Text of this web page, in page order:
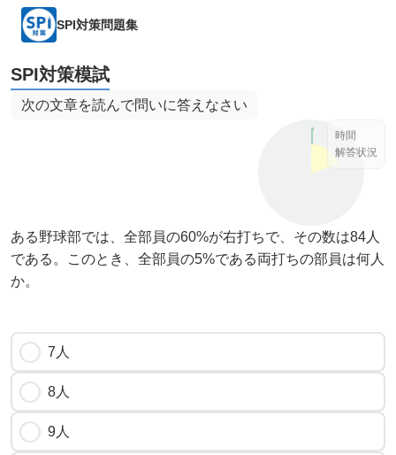
SPI対策問題集
SPI対策模試
次の文章を読んで問いに答えなさい
時間
解答状況
ある野球部では、全部員の60%が右打ちで、その数は84人
である。このとき、全部員の5%である両打ちの部員は何人
か。
7人
8人
9人